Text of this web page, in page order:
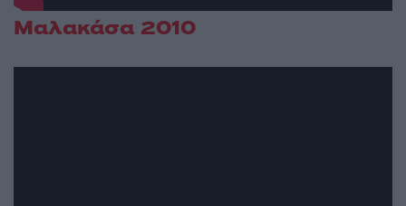
Μαλακάσα 2010